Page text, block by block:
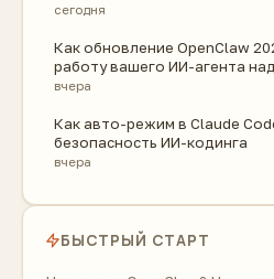
сегодня
Как обновление OpenClaw
работу вашего ИИ-агента
вчера
Как авто-режим в Claude
безопасность ИИ-кодинга
вчера
БЫСТРЫЙ СТАРТ